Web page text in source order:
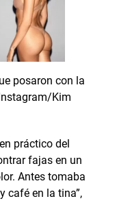
posaron con la
Kim
práctico del
fajas en un
Antes tomaba
café en la tina”,